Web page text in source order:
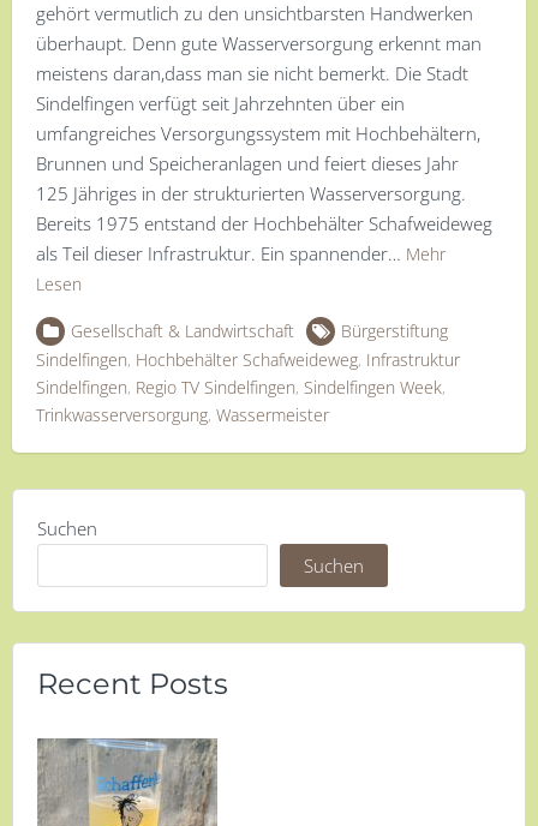
gehört vermutlich zu den unsichtbarsten Handwerken
überhaupt. Denn gute Wasserversorgung erkennt man
meistens daran,dass man sie nicht bemerkt. Die Stadt
Sindelfingen verfügt seit Jahrzehnten über ein
umfangreiches Versorgungssystem mit Hochbehältern,
Brunnen und Speicheranlagen und feiert dieses Jahr
125 Jähriges in der strukturierten Wasserversorgung.
Bereits 1975 entstand der Hochbehälter Schafweideweg
als Teil dieser Infrastruktur. Ein spannender… Mehr
Lesen
Gesellschaft & Landwirtschaft
Bürgerstiftung
Sindelfingen, Hochbehälter Schafweideweg, Infrastruktur
Sindelfingen, Regio TV Sindelfingen, Sindelfingen Week,
Trinkwasserversorgung, Wassermeister
Suchen
Suchen
Recent Posts